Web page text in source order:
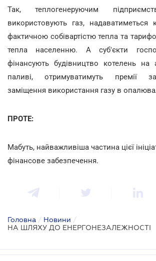
Так, теплогенеруючим
використовують газ, надаватиметься
фактичною собівартістю тепла та
тепла населенню. А суб'єкти
фінансують будівництво котелень на
паливі, отримуватимуть премії
заміщення використання газу в
ПРОТЕ:
Мабуть, найважливіша частина цієї
фінансове забезпечення.
Головна / Новини /
НА ШЛЯХУ ДО ЕНЕРГОНЕЗАЛЕЖНОСТІ